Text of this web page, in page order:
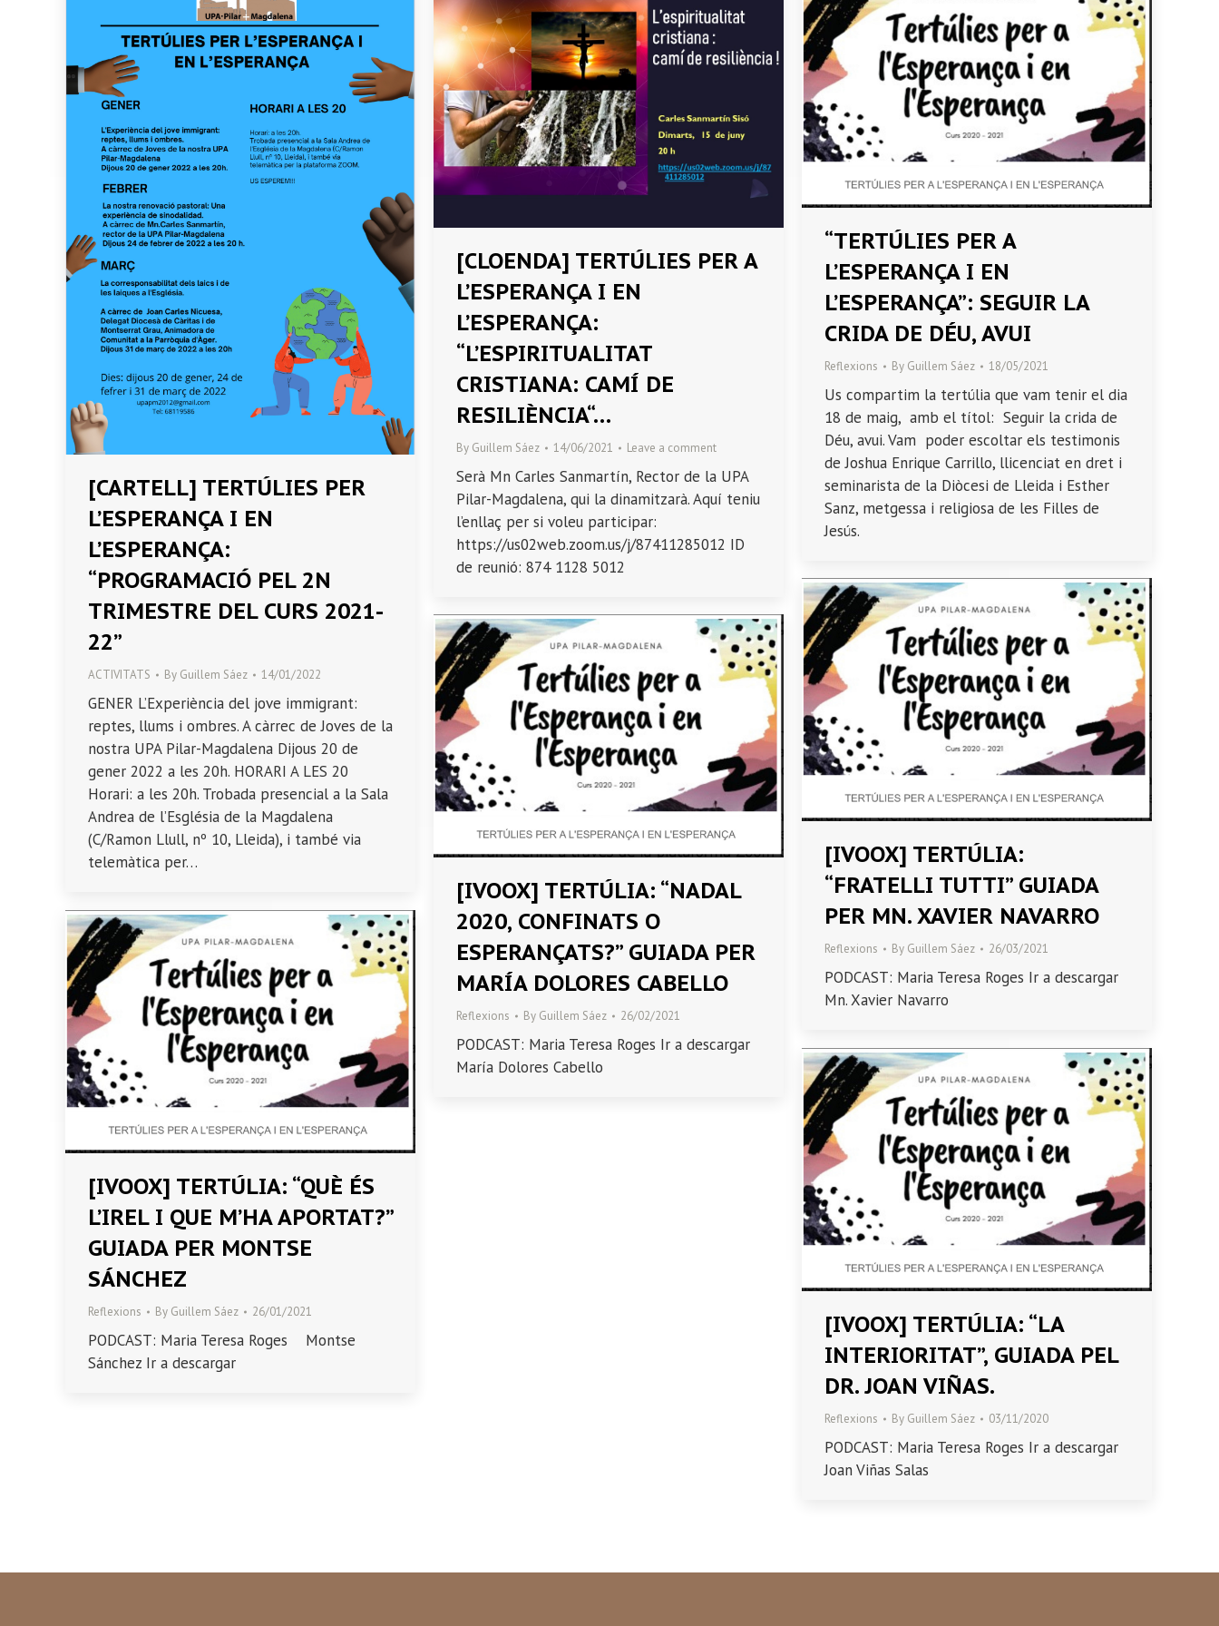
[CARTELL] TERTÚLIES PER
L’ESPERANÇA I EN
L’ESPERANÇA:
“PROGRAMACIÓ PEL 2N
TRIMESTRE DEL CURS 2021-
22”
ACTIVITATS By Guillem Sáez 14/01/2022
GENER L’Experiència del jove immigrant:
reptes, llums i ombres. A càrrec de Joves de la
nostra UPA Pilar-Magdalena Dijous 20 de
gener 2022 a les 20h. HORARI A LES 20
Horari: a les 20h. Trobada presencial a la Sala
Andrea de l’Església de la Magdalena
(C/Ramon Llull, nº 10, Lleida), i també via
telemàtica per…
[CLOENDA] TERTÚLIES PER A
L’ESPERANÇA I EN
L’ESPERANÇA:
“L’ESPIRITUALITAT
CRISTIANA: CAMÍ DE
RESILIÈNCIA“…
By Guillem Sáez 14/06/2021 Leave a comment
Serà Mn Carles Sanmartín, Rector de la UPA
Pilar-Magdalena, qui la dinamitzarà. Aquí teniu
l’enllaç per si voleu participar:
https://us02web.zoom.us/j/87411285012 ID
de reunió: 874 1128 5012
“TERTÚLIES PER A
L’ESPERANÇA I EN
L’ESPERANÇA”: SEGUIR LA
CRIDA DE DÉU, AVUI
Reflexions By Guillem Sáez 18/05/2021
Us compartim la tertúlia que vam tenir el dia
18 de maig, amb el títol: Seguir la crida de
Déu, avui. Vam poder escoltar els testimonis
de Joshua Enrique Carrillo, llicenciat en dret i
seminarista de la Diòcesi de Lleida i Esther
Sanz, metgessa i religiosa de les Filles de
Jesús.
[IVOOX] TERTÚLIA:
“FRATELLI TUTTI” GUIADA
PER MN. XAVIER NAVARRO
Reflexions By Guillem Sáez 26/03/2021
PODCAST: Maria Teresa Roges Ir a descargar
Mn. Xavier Navarro
[IVOOX] TERTÚLIA: “NADAL
2020, CONFINATS O
ESPERANÇATS?” GUIADA PER
MARÍA DOLORES CABELLO
Reflexions By Guillem Sáez 26/02/2021
PODCAST: Maria Teresa Roges Ir a descargar
María Dolores Cabello
[IVOOX] TERTÚLIA: “QUÈ ÉS
L’IREL I QUE M’HA APORTAT?”
GUIADA PER MONTSE
SÁNCHEZ
Reflexions By Guillem Sáez 26/01/2021
PODCAST: Maria Teresa Roges Montse
Sánchez Ir a descargar
[IVOOX] TERTÚLIA: “LA
INTERIORITAT”, GUIADA PEL
DR. JOAN VIÑAS.
Reflexions By Guillem Sáez 03/11/2020
PODCAST: Maria Teresa Roges Ir a descargar
Joan Viñas Salas